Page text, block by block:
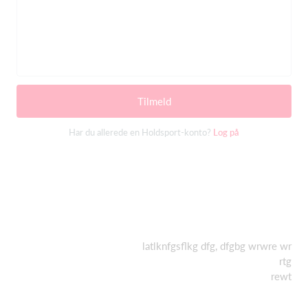
Tilmeld
Har du allerede en Holdsport-konto? Log på
latlknfgsflkg dfg, dfgbg wrwre wr
rtg
rewt